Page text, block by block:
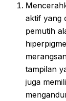
aktif yang
pemutih
tampilan
juga